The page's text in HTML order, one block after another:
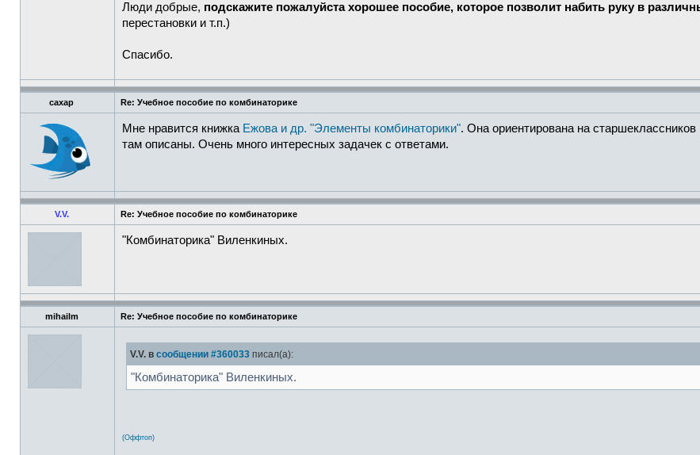
Люди добрые, подскажите пожалуйста хорошее пособие, которое позволит набить руку в
перестановки и т.п.)
Спасибо.
caxap Re: Учебное пособие по комбинаторике
Мне нравится книжка Ежова и др. "Элементы комбинаторики". Она ориентирована на
там описаны. Очень много интересных задачек с ответами.
V.V. Re: Учебное пособие по комбинаторике
"Комбинаторика" Виленкиных.
mihailm Re: Учебное пособие по комбинаторике
V.V. в сообщении #360033 писал(а):
"Комбинаторика" Виленкиных.
(Оффтоп)